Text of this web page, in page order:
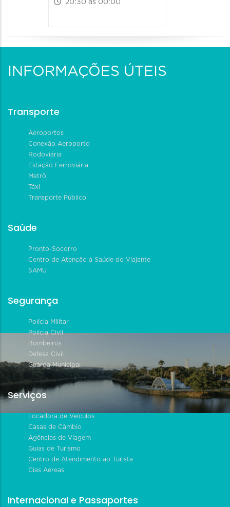
20:30 às 00:00
INFORMAÇÕES ÚTEIS
Transporte
Aeroportos
Conexão Aeroporto
Rodoviária
Estação Ferroviária
Metrô
Táxi
Transporte Público
Saúde
Pronto-Socorro
Centro de Atenção à Saúde do Viajante
SAMU
Segurança
Polícia Militar
Polícia Civil
Bombeiros
Defesa Civil
Guarda Municipal
Serviços
Locadora de Veículos
Casas de Câmbio
Agências de Viagem
Guias de Turismo
Centro de Atendimento ao Turista
Cias Aéreas
Internacional e Passaportes